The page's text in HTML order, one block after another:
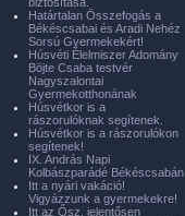
Határtalan Összefogás a
Békéscsabai és Aradi Nehéz
Sorsú Gyermekekért!
Húsvéti Élelmiszer Adomány
Böjte Csaba testvér
Nagyszalontai
Gyermekotthonának
Húsvétkor is a
rászorulóknak segítenek.
Húsvétkor is a rászorulókon
segítenek!
IX. András Napi
Kolbászparádé Békéscsabán
Itt a nyári vakáció!
Vigyázzunk a gyermekekre!
Itt az Ősz, jelentősen